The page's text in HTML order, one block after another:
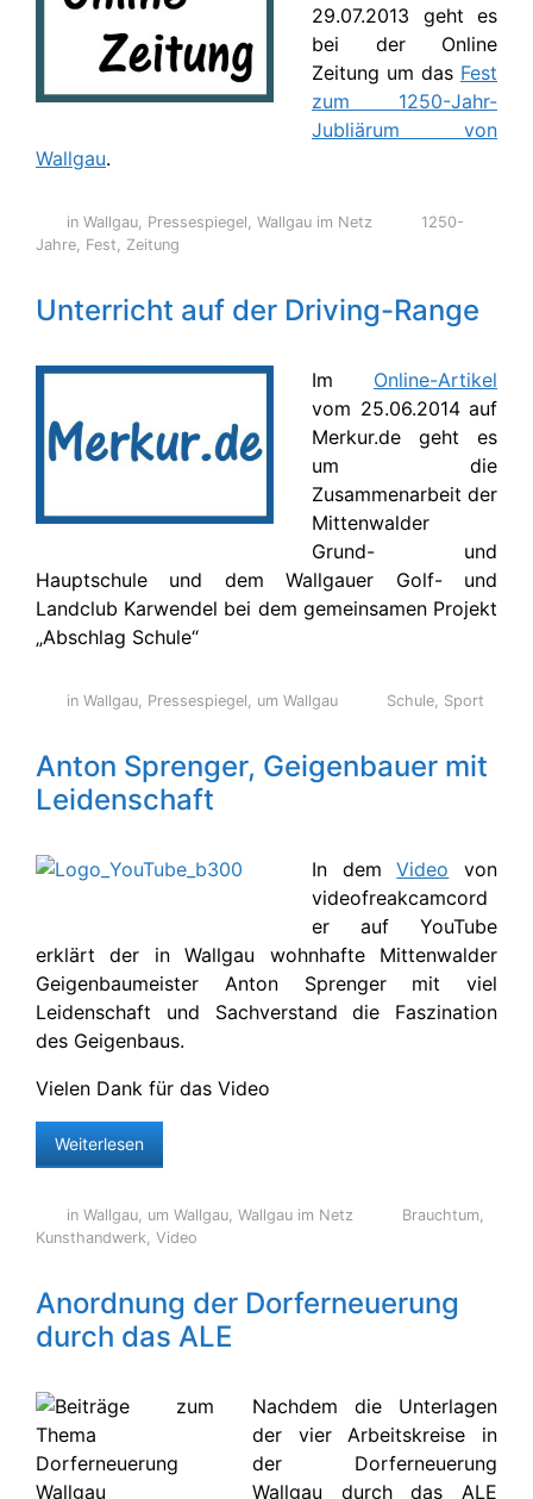
29.07.2013 geht es
bei der Online
Zeitung um das Fest
zum 1250-Jahr-
Jubliärum von
Wallgau.
in Wallgau, Pressespiegel, Wallgau im Netz
1250-
Jahre, Fest, Zeitung
Unterricht auf der Driving-Range
Im Online-Artikel
vom 25.06.2014 auf
Merkur.de geht es
um die
Zusammenarbeit der
Mittenwalder
Grund- und
Hauptschule und dem Wallgauer Golf- und
Landclub Karwendel bei dem gemeinsamen Projekt
„Abschlag Schule“
in Wallgau, Pressespiegel, um Wallgau Schule, Sport
Anton Sprenger, Geigenbauer mit
Leidenschaft
In demVideo von
videofreakcamcord
er auf YouTube
erklärt der in Wallgau wohnhafte Mittenwalder
Geigenbaumeister Anton Sprenger mit viel
Leidenschaft und Sachverstand die Faszination
des Geigenbaus.
Vielen Dank für das Video
Weiterlesen
in Wallgau, um Wallgau, Wallgau im Netz Brauchtum,
Kunsthandwerk, Video
Anordnung der Dorferneuerung
durch das ALE
Nachdem die Unterlagen
der vier Arbeitskreise in
der Dorferneuerung
Wallgau durch das ALE